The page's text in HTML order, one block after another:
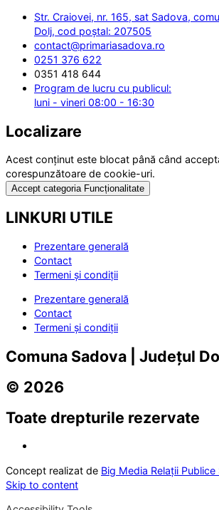
Str. Craiovei, nr. 165, sat Sadova,
Dolj, cod poștal: 207505
contact@primariasadova.ro
0251 376 622
0351 418 644
Program de lucru cu publicul:
luni - vineri 08:00 - 16:30
Localizare
Acest conținut este blocat până când
corespunzătoare de cookie-uri.
Accept categoria Funcționalitate
LINKURI UTILE
Prezentare generală
Contact
Termeni și condiții
Prezentare generală
Contact
Termeni și condiții
Comuna Sadova | Județul
© 2026
Toate drepturile rezervate
Concept realizat de Big Media Relații Publice
Skip to content